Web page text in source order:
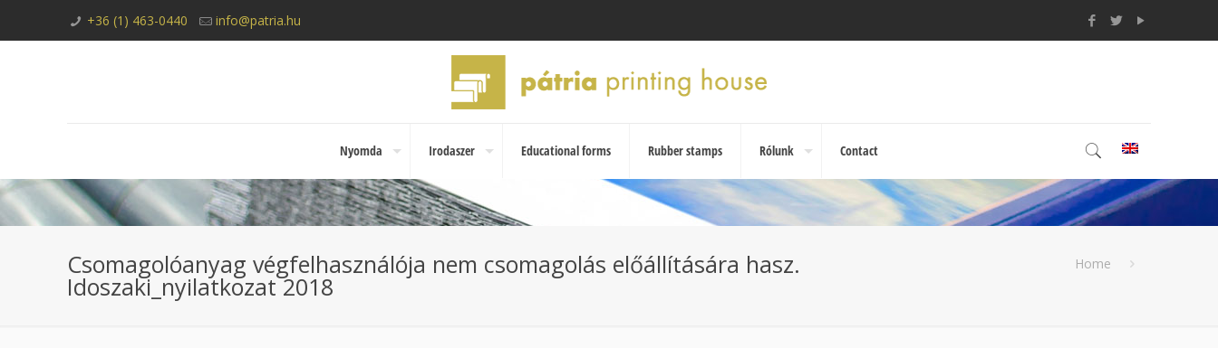
+36 (1) 463-0440 info@patria.hu
Nyomda Irodaszer Educational forms Rubber stamps Rólunk Contact
Csomagolóanyag végfelhasználója nem csomagolás előállítására hasz.
Idoszaki_nyilatkozat 2018
Home